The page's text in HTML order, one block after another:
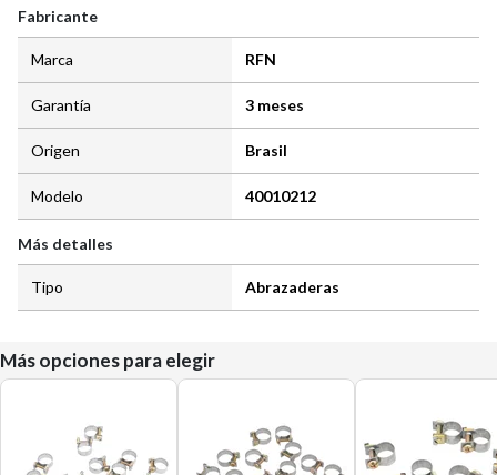
Fabricante
Marca RFN
Garantía 3 meses
Origen Brasil
Modelo 40010212
Más detalles
Tipo Abrazaderas
Más opciones para elegir